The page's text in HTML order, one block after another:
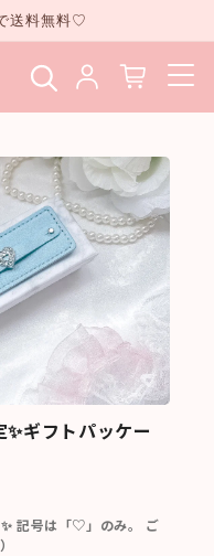
送料無料♡
✨ギフトパッケー
記号は「♡」のみ。 ご